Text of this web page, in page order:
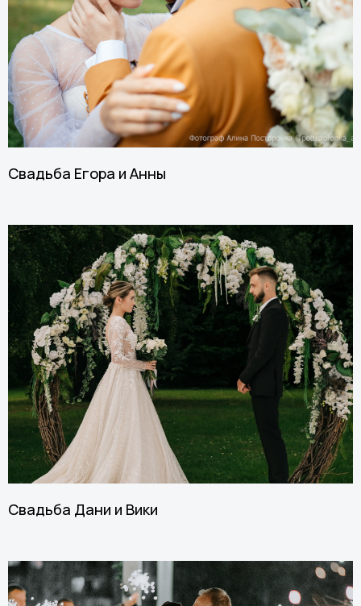
Свадьба Егора и Анны
Свадьба Дани и Вики